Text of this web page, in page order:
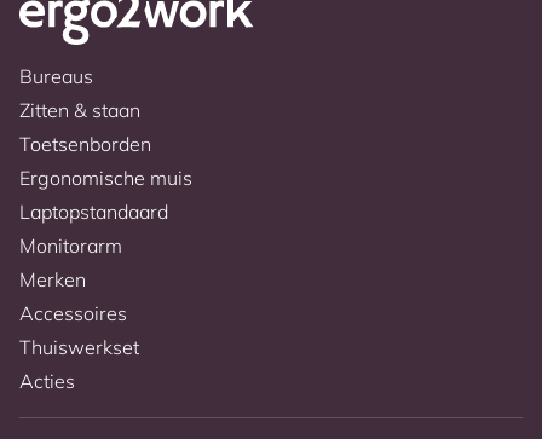
Bureaus
Zitten & staan
Toetsenborden
Ergonomische muis
Laptopstandaard
Monitorarm
Merken
Accessoires
Thuiswerkset
Acties